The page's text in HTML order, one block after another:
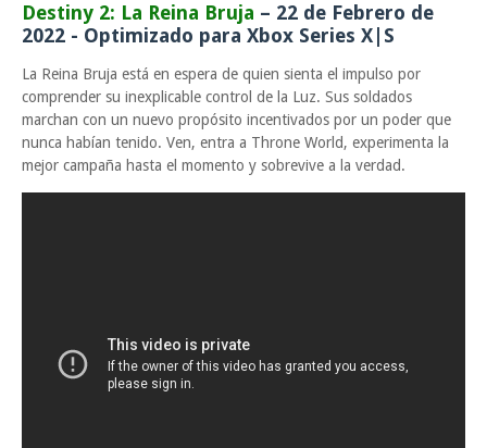
Destiny 2: La Reina Bruja – 22 de Febrero de
2022 - Optimizado para Xbox Series X|S
La Reina Bruja está en espera de quien sienta el impulso por
comprender su inexplicable control de la Luz. Sus soldados
marchan con un nuevo propósito incentivados por un poder que
nunca habían tenido. Ven, entra a Throne World, experimenta la
mejor campaña hasta el momento y sobrevive a la verdad.